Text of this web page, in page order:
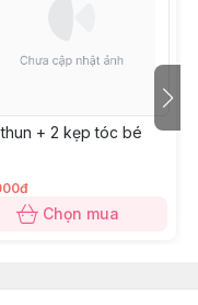
+ 2 kẹp tóc bé
Chọn mua